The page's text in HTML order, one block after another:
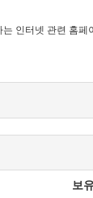
인터넷 관련 홈페
는 지체 없이 이를
효력 발생일 이후
보